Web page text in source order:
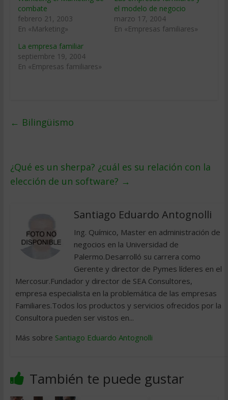
combate
febrero 21, 2003
En «Marketing»
el modelo de negocio
marzo 17, 2004
En «Empresas familiares»
La empresa familiar
septiembre 19, 2004
En «Empresas familiares»
← Bilingüismo
¿Qué es un sherpa? ¿cuál es su relación con la
elección de un software? →
Santiago Eduardo Antognolli
Ing. Químico, Master en administración de
negocios en la Universidad de
Palermo.Desarrolló su carrera como
Gerente y director de Pymes líderes en el
Mercosur.Fundador y director de SEA Consultores,
empresa especialista en la problemática de las empresas
Familiares.Todos los productos y servicios ofrecidos por la
Consultora pueden ser vistos en...
Más sobre Santiago Eduardo Antognolli
También te puede gustar